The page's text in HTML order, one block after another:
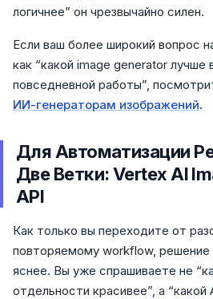
логичнее” он чрезвычайно силен.
Если ваш более широкий вопрос
как “какой image generator
повседневной работы”,
ИИ-генераторам изображений.
Для Автоматизации
Две Ветки: Vertex AI
API
Как только вы переходите от
повторяемому workflow, решение
яснее. Вы уже спрашиваете не
отдельности красивее”, а “какой